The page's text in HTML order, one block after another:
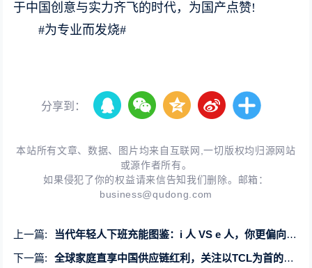
于中国创意与实力齐飞的时代，为国产点赞!
#为专业而发烧#
分享到：
本站所有文章、数据、图片均来自互联网,一切版权均归源网站
或源作者所有。
如果侵犯了你的权益请来信告知我们删除。邮箱：
business@qudong.com
上一篇:
当代年轻人下班充能图鉴：i 人 VS e 人，你更偏向哪一种
下一篇:
全球家庭直享中国供应链红利，关注以TCL为首的中国家电企业显示革命